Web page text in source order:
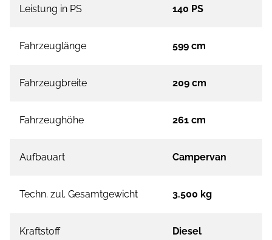
Leistung in PS 140 PS
Fahrzeuglänge 599 cm
Fahrzeugbreite 209 cm
Fahrzeughöhe 261 cm
Aufbauart Campervan
Techn. zul. Gesamtgewicht 3.500 kg
Kraftstoff Diesel